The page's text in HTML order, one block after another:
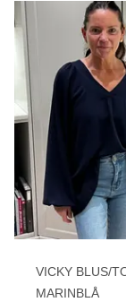
VICKY BLUS/
MARINBLÅ